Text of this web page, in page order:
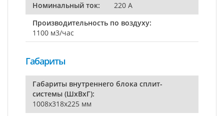
Номинальный ток:
220 А
Производительность по воздуху:
1100 м3/час
Габариты
Габариты внутреннего блока сплит-
системы (ШxВxГ):
1008x318x225 мм